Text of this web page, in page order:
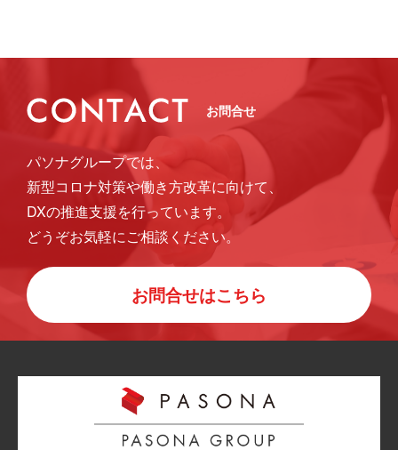
お問合せ
パソナグループでは、
新型コロナ対策や働き方改革に向けて、
DXの推進支援を行っています。
どうぞお気軽にご相談ください。
お問合せはこちら